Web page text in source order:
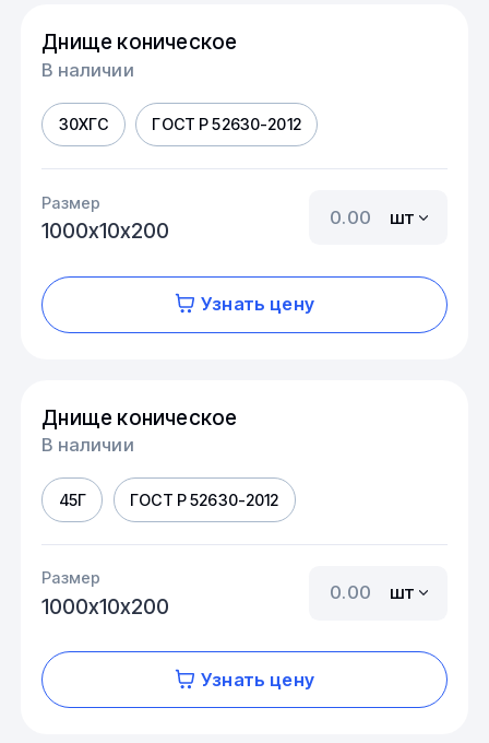
Днище коническое
В наличии
30ХГС ГОСТ Р 52630-2012
Размер
1000х10х200
шт
Узнать цену
Днище коническое
В наличии
45Г ГОСТ Р 52630-2012
Размер
1000х10х200
шт
Узнать цену